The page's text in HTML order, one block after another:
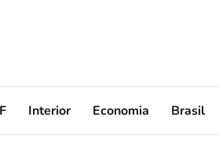
Interior Economia Brasil